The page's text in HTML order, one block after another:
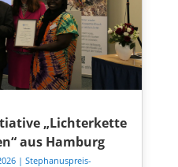
„Lichterkette
aus Hamburg
| Stephanuspreis-